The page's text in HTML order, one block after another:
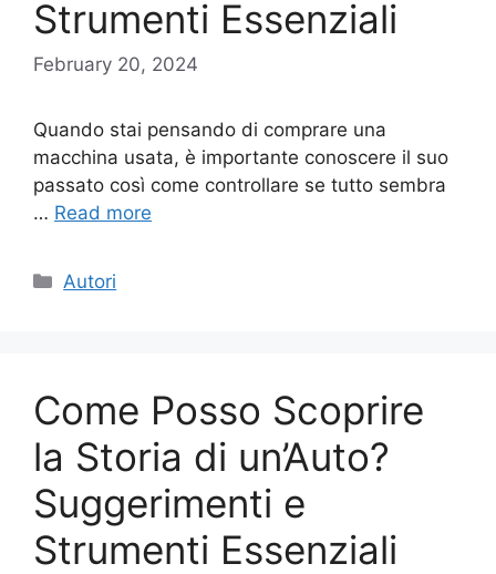
Strumenti Essenziali
February 20, 2024
Quando stai pensando di comprare una
macchina usata, è importante conoscere il suo
passato così come controllare se tutto sembra
… Read more
Categories
Autori
Come Posso Scoprire
la Storia di un’Auto?
Suggerimenti e
Strumenti Essenziali